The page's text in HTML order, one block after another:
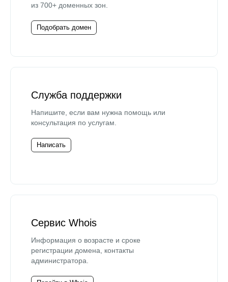
из 700+ доменных зон.
Подобрать домен
Служба поддержки
Напишите, если вам нужна помощь или
консультация по услугам.
Написать
Сервис Whois
Информация о возрасте и сроке
регистрации домена, контакты
администратора.